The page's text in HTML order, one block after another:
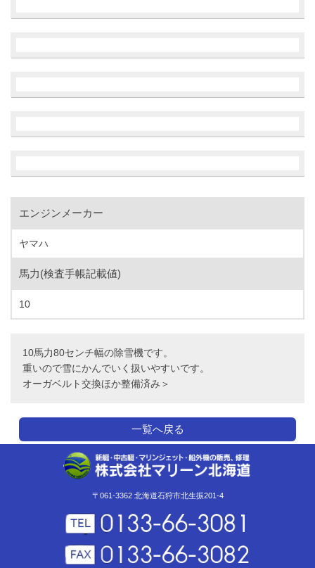
エンジンメーカー
ヤマハ
馬力(検査手帳記載値)
10
10馬力80センチ幅の除雪機です。
重いので雪にかんでいく扱いやすいです。
オーガベルト交換ほか整備済み＞
一覧へ戻る
〒061-3362 北海道石狩市北生振201-4